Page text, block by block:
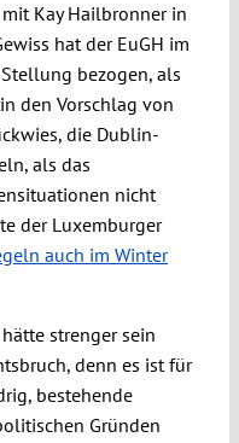
Kay Hailbronner in
hat der EuGH im
bezogen, als
den Vorschlag von
die Dublin-
als das
nicht
der Luxemburger
auch im Winter
strenger sein
denn es ist für
bestehende
Gründen